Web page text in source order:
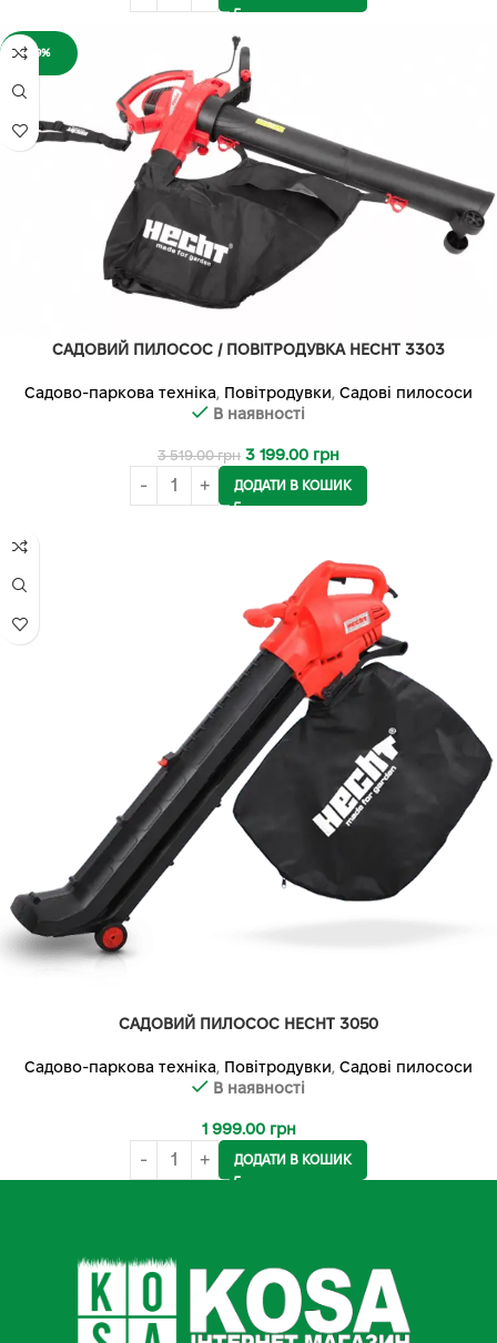
-9%
САДОВИЙ ПИЛОСОС / ПОВІТРОДУВКА HECHT 3303
Садово-паркова техніка, Повітродувки, Садові пилососи
В наявності
3 519.00грн 3 199.00 грн
ДОДАТИ В КОШИК
САДОВИЙ ПИЛОСОС HECHT 3050
Садово-паркова техніка, Повітродувки, Садові пилососи
В наявності
1 999.00 грн
ДОДАТИ В КОШИК